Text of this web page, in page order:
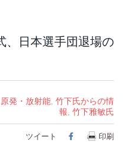
、日本選手団退場の
原発・放射能, 竹下氏からの情
報, 竹下雅敏氏
ツイート Facebook
印刷